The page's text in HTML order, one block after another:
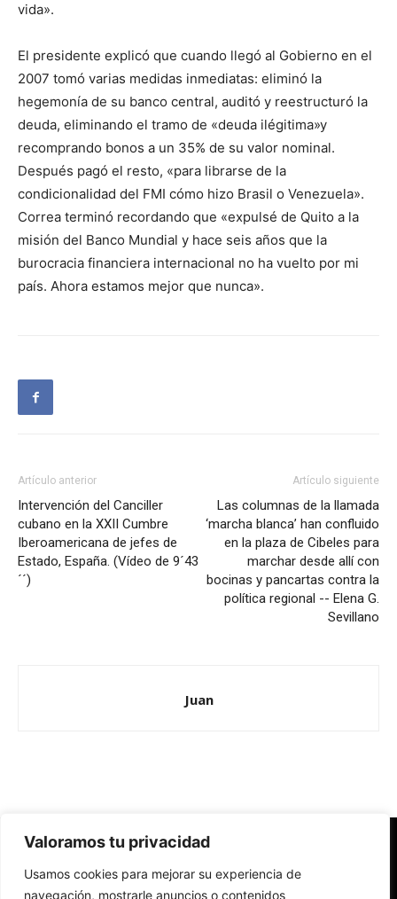
Valoramos tu privacidad
Usamos cookies para mejorar su experiencia de
navegación, mostrarle anuncios o contenidos
vida».
El presidente explicó que cuando llegó al Gobierno en el
2007 tomó varias medidas inmediatas: eliminó la
hegemonía de su banco central, auditó y reestructuró la
deuda, eliminando el tramo de «deuda ilégitima»y
recomprando bonos a un 35% de su valor nominal.
Después pagó el resto, «para librarse de la
condicionalidad del FMI cómo hizo Brasil o Venezuela».
Correa terminó recordando que «expulsé de Quito a la
misión del Banco Mundial y hace seis años que la
burocracia financiera internacional no ha vuelto por mi
país. Ahora estamos mejor que nunca».
Artículo anterior
Intervención del Canciller
cubano en la XXII Cumbre
Iberoamericana de jefes de
Estado, España. (Vídeo de 9´43
´´)
Artículo siguiente
Las columnas de la llamada
‘marcha blanca’ han confluido
en la plaza de Cibeles para
marchar desde allí con
bocinas y pancartas contra la
política regional -- Elena G.
Sevillano
Juan
Redes Cristianas
Una mirada alternativa sobre la Iglesia católica y la sociedad
- Colectivos de Redes Cristianas